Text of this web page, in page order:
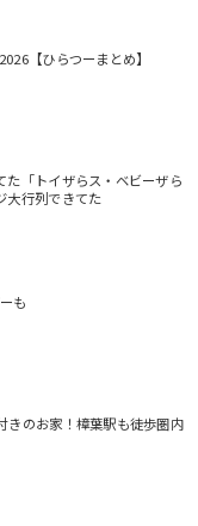
【ひらつーまとめ】
た「トイザらス・ベビーザら
大行列できてた
も
きのお家！樟葉駅も徒歩圏内